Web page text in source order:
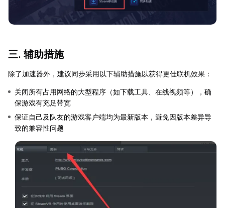
三. 辅助措施
除了加速器外，建议同步采用以下辅助措施以获得更佳联机效果：
关闭所有占用网络的大型程序（如下载工具、在线视频等），确
保游戏有充足带宽
保证自己及队友的游戏客户端均为最新版本，避免因版本差异导
致的兼容性问题